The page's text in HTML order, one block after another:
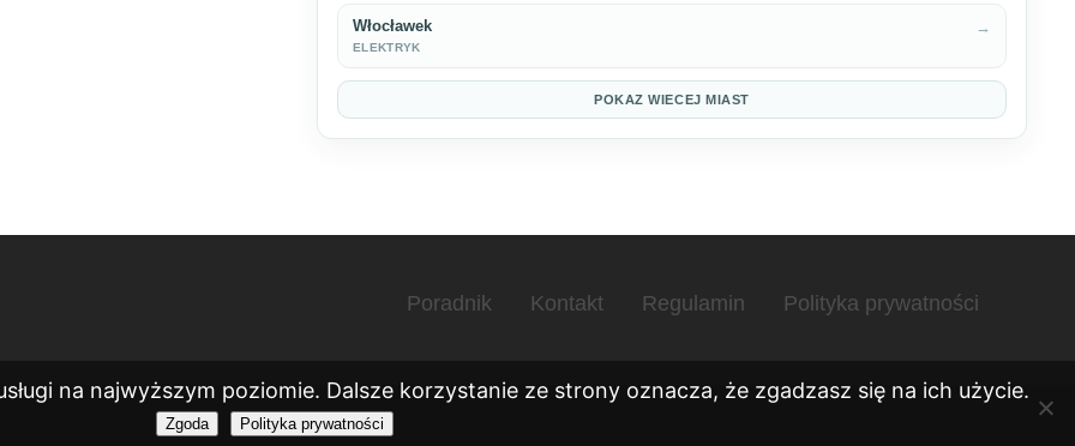
Włocławek
ELEKTRYK
→
POKAZ WIECEJ MIAST
Poradnik Kontakt Regulamin Polityka prywatności
na najwyższym poziomie. Dalsze korzystanie ze strony oznacza, że zgadzasz się na ich użycie.
Zgoda Polityka prywatności